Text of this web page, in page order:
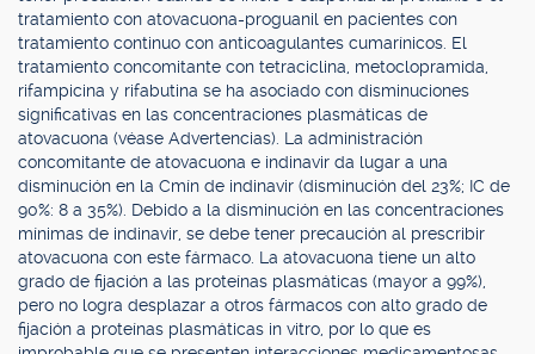
tratamiento con atovacuona-proguanil en pacientes con
tratamiento continuo con anticoagulantes cumarínicos. El
tratamiento concomitante con tetraciclina, metoclopramida,
rifampicina y rifabutina se ha asociado con disminuciones
significativas en las concentraciones plasmáticas de
atovacuona (véase Advertencias). La administración
concomitante de atovacuona e indinavir da lugar a una
disminución en la Cmín de indinavir (disminución del 23%; IC de
90%: 8 a 35%). Debido a la disminución en las concentraciones
mínimas de indinavir, se debe tener precaución al prescribir
atovacuona con este fármaco. La atovacuona tiene un alto
grado de fijación a las proteínas plasmáticas (mayor a 99%),
pero no logra desplazar a otros fármacos con alto grado de
fijación a proteínas plasmáticas in vitro, por lo que es